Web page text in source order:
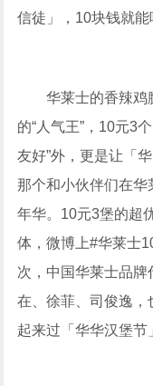
信徒」，10块钱就能
华莱士的香辣鸡
的“人气王”，10元3
友好”外，更是让「
那个和小伙伴们在
年华。10元3堡的超
体，微博上#华莱士
次，中国华莱士品
在、徐菲、司俊逸
起来过「华华汉堡节